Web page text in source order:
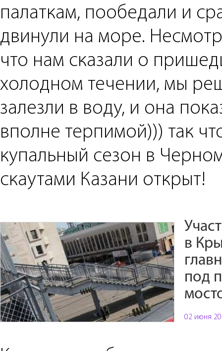
палаткам, пообедали и
двинули на море.
что нам сказали о
холодном течении, мы
залезли в воду, и она
вполне терпимой))) так
купальный сезон в
скаутами Казани открыт!
в
под
02 июня